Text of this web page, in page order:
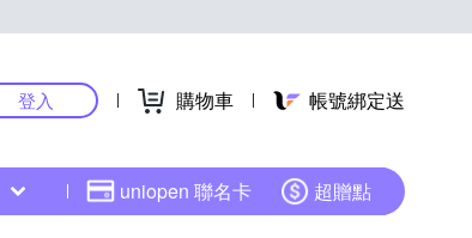
登入 購物車 帳號綁定送
uniopen 聯名卡 超贈點